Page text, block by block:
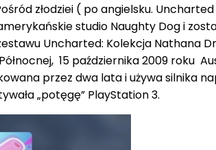
złodziei ( po angielsku.
studio Naughty Dog i
Uncharted: Kolekcja Nathana
15 października 2009 roku
przez dwa lata i używa silnika
„potęgę” PlayStation 3.